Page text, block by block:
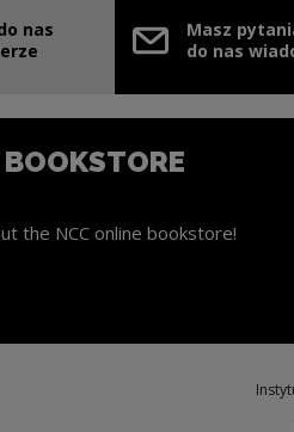
nas
in a new window
Masz
do nas
the NCC online bookstore!